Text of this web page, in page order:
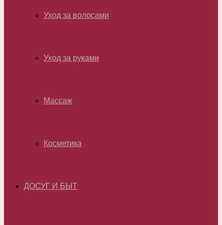
Уход за волосами
Уход за руками
Массаж
Косметика
ДОСУГ И БЫТ